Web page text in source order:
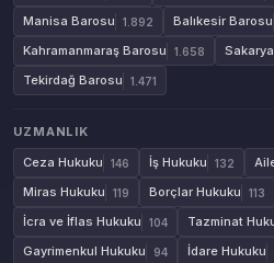
Manisa Barosu 1.892 Balıkesir Barosu
Kahramanmaraş Barosu 1.658
Tekirdağ Barosu 1.471
UZMANLIK
Ceza Hukuku
146 İş Hukuku 132
Miras Hukuku 119 Borçlar Hukuku 113
İcra ve İflas Hukuku 104 Tazminat
Gayrimenkul Hukuku 94 İdare Hukuku